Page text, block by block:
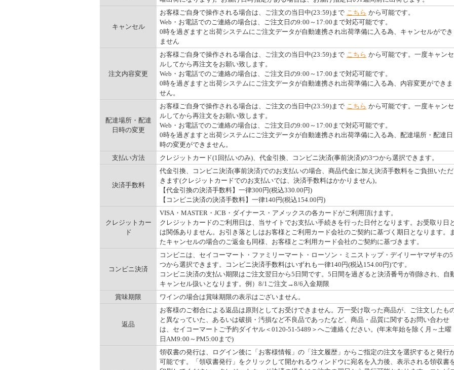
キャンセル
お客様ご自身で操作される場合は、ご注文の当日中(23:59)まで こちら から可能です。
Web・お電話でのご連絡の場合は、ご注文日の9:00～17:00まで対応可能です。
0時を過ぎますと出荷システムにご注文データが自動連携され出荷準備に入る為、キャンセルができ
ません
注文内容変更
お客様ご自身で操作される場合は、ご注文の当日中(23:59)まで こちら から可能です。一度キャンセ
ルしてから再注文をお願い致します。
Web・お電話でのご連絡の場合は、ご注文日の9:00～17:00まで対応可能です。
0時を過ぎますと出荷システムにご注文データが自動連携され出荷準備に入る為、内容変更ができま
せん。
配達場所・配達
日時の変更
お客様ご自身で操作される場合は、ご注文の当日中(23:59)まで こちら から可能です。一度キャンセ
ルしてから再注文をお願い致します。
Web・お電話でのご連絡の場合は、ご注文日の9:00～17:00まで対応可能です。
0時を過ぎますと出荷システムにご注文データが自動連携され出荷準備に入る為、配達場所・配達日
時の変更ができません。
支払い方法
クレジットカード(1回払いのみ)、代金引換、コンビニ決済(事前決済)の3つから選択できます。
決済手数料
代金引換、コンビニ決済(事前決済)でのお支払いの場合、商品代金に加え決済手数料をご負担いただ
きます(クレジットカードでのお支払いでは、決済手数料はかかりません)。
【代金引換の決済手数料】一律300円(税込330.00円)
【コンビニ決済の決済手数料】一律140円(税込154.00円)
クレジットカー
ド
VISA・MASTER・JCB・ダイナース・アメックスの各カードがご利用頂けます。
クレジットカードのご利用日は、当サイトでお支払い手続きを行った日付となります。お受取り日と
は関係ありません。お引き落としはお客様とご利用カード会社のご契約に基づく期日となります。ま
たキャンセルの場合のご返金も同様、お客様とご利用カード会社のご契約に基づきます。
コンビニ決済
コンビニは、セイコーマート・ファミリーマート・ローソン・ミニストップ・デイリーヤマザキの5
つから選択できます。コンビニ決済手数料はいずれも一律140円(税込154.00円)です。
コンビニ決済の支払い期限はご注文翌日から5日間です。5日間を過ぎると決済番号が削除され、自
キャンセル扱いとなります。例）8/1ご注文→8/6入金期限
賞味期限
ワインの場合は賞味期限の表示はございません。
返品
お客様のご都合による返品は原則としてお受けできません。万一受け取った商品が、ご注文したも
と異なっていた、あるいは破損・汚損など不良品であったなど、商品・品質に関するお問い合わせ
は、セイコーマートご予約ダイヤル＜0120-51-5489＞へご連絡ください。(年末年始を除く月～土曜
日AM9:00～PM5:00まで)
領収書の発行は、ログイン後に「お客様情報」の「注文履歴」からご指定の注文を選択すると発行
可能です。「領収書発行」をクリックして開かれるウィンドウに宛名を入力後、表示される領収書